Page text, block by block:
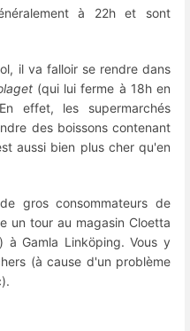
à 22h et sont
il va falloir se rendre dans
(qui lui ferme à 18h en
effet, les supermarchés
des boissons contenant
aussi bien plus cher qu'en
gros consommateurs de
un tour au magasin Cloetta
à Gamla Linköping. Vous y
(à cause d'un problème